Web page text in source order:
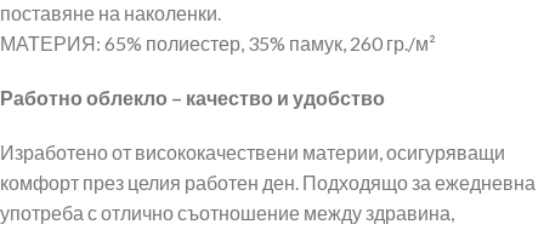
поставяне на наколенки.
МАТЕРИЯ: 65% полиестер, 35% памук, 260 гр./м²
Работно облекло – качество и удобство
Изработено от висококачествени материи, осигуряващи
комфорт през целия работен ден. Подходящо за ежедневна
употреба с отлично съотношение между здравина,